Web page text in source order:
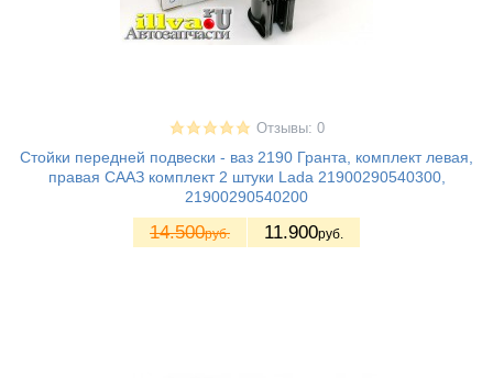
Отзывы: 0
Стойки передней подвески - ваз 2190 Гранта, комплект левая,
правая СААЗ комплект 2 штуки Lada 21900290540300,
21900290540200
14.500руб. 11.900руб.